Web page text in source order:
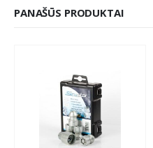
PANAŠŪS PRODUKTAI